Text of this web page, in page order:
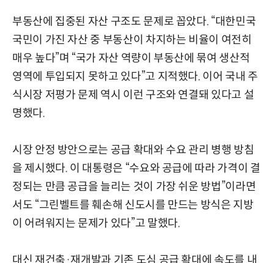
부동산에 집중된 자산 구조도 문제로 꼽았다. “대한민국
국민이 가진 자산 중 부동산이 차지하는 비율이 여전히
매우 높다”며 “국가 자산 역량이 부동산에 묶여 생산적
영역에 투입되지 못하고 있다”고 지적했다. 이어 국내 주
식시장 저평가 문제 역시 이런 구조와 연결돼 있다고 설
명했다.
시장 안정 방안으로는 공급 확대와 수요 관리 병행 방침
을 제시했다. 이 대통령은 “수요와 공급에 따라 가격이 결
정되는 만큼 공급을 늘리는 것이 가장 쉬운 방법”이라면
서도 “그린벨트를 훼손해 신도시를 만드는 방식은 지방
이 어려워지는 문제가 있다”고 말했다.
대신 재건축·재개발과 기존 도심 공급 확대에 속도를 내